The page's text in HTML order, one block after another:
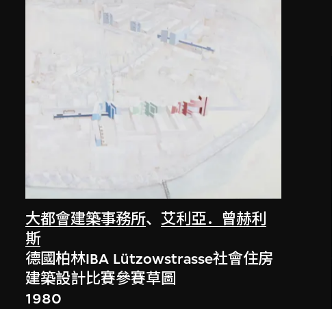
大都會建築事務所、艾利亞．曾赫利
斯
德國柏林IBA Lützowstrasse社會住房
建築設計比賽參賽草圖
1980